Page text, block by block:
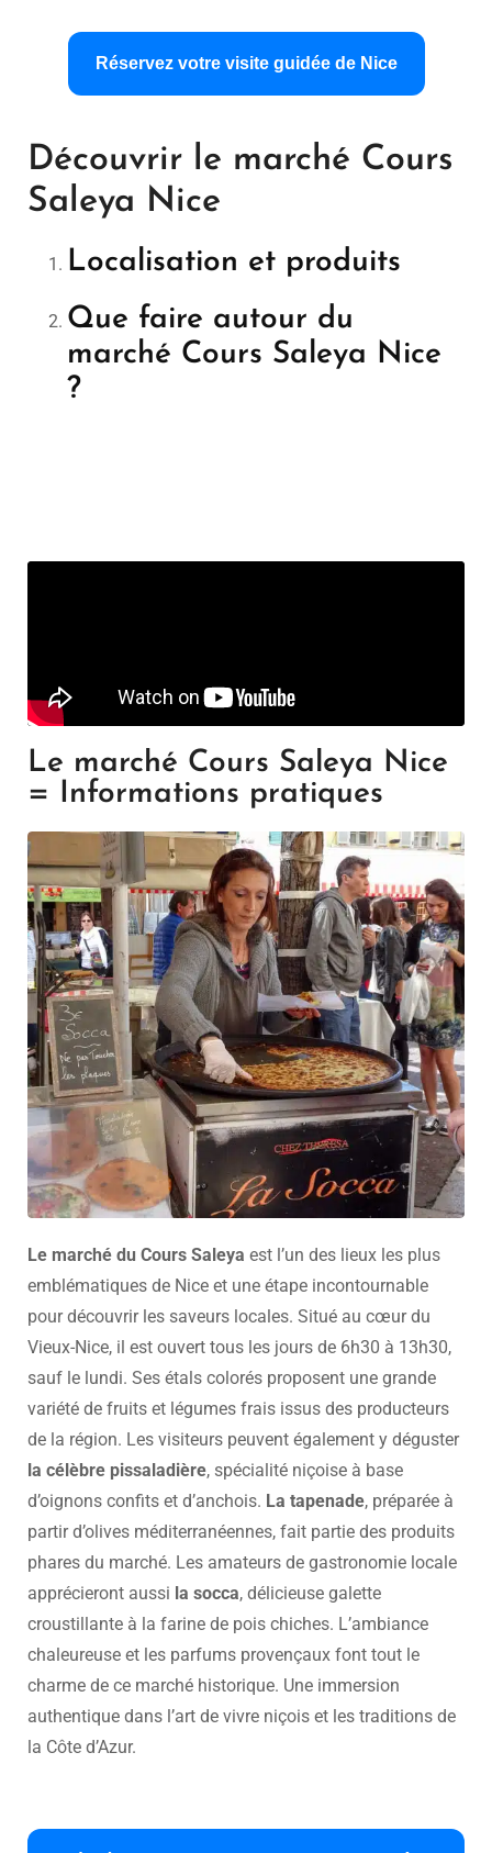
Réservez votre visite guidée de Nice
Découvrir le marché Cours
Saleya Nice
Localisation et produits
Que faire autour du
marché Cours Saleya Nice
?
Le marché Cours Saleya Nice
= Informations pratiques
Le marché du Cours Saleya est l’un des lieux les plus
emblématiques de Nice et une étape incontournable
pour découvrir les saveurs locales. Situé au cœur du
Vieux-Nice, il est ouvert tous les jours de 6h30 à 13h30,
sauf le lundi. Ses étals colorés proposent une grande
variété de fruits et légumes frais issus des producteurs
de la région. Les visiteurs peuvent également y déguster
la célèbre pissaladière, spécialité niçoise à base
d’oignons confits et d’anchois. La tapenade, préparée à
partir d’olives méditerranéennes, fait partie des produits
phares du marché. Les amateurs de gastronomie locale
apprécieront aussi la socca, délicieuse galette
croustillante à la farine de pois chiches. L’ambiance
chaleureuse et les parfums provençaux font tout le
charme de ce marché historique. Une immersion
authentique dans l’art de vivre niçois et les traditions de
la Côte d’Azur.